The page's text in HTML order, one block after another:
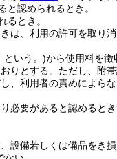
と認められるとき。
るとき。
は、利用の許可を取り
という。)から使用料を徴
りとする。 ただし、附
、利用者の責めによら
必要があると認めるとき
設備若しくは備品をき